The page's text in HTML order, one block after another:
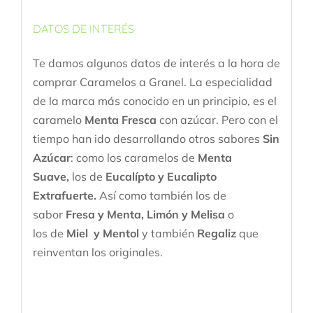
DATOS DE INTERÉS
Te damos algunos datos de interés a la hora de
comprar Caramelos a Granel. La especialidad
de la marca más conocido en un principio, es el
caramelo Menta Fresca con azúcar. Pero con el
tiempo han ido desarrollando otros sabores Sin
Azúcar: como los caramelos de Menta
Suave, los de Eucalípto y Eucalipto
Extrafuerte. Así como también los de
sabor Fresa y Menta, Limón y Melisa o
los de Miel y Mentol y tambiénRegalizque
reinventan los originales.